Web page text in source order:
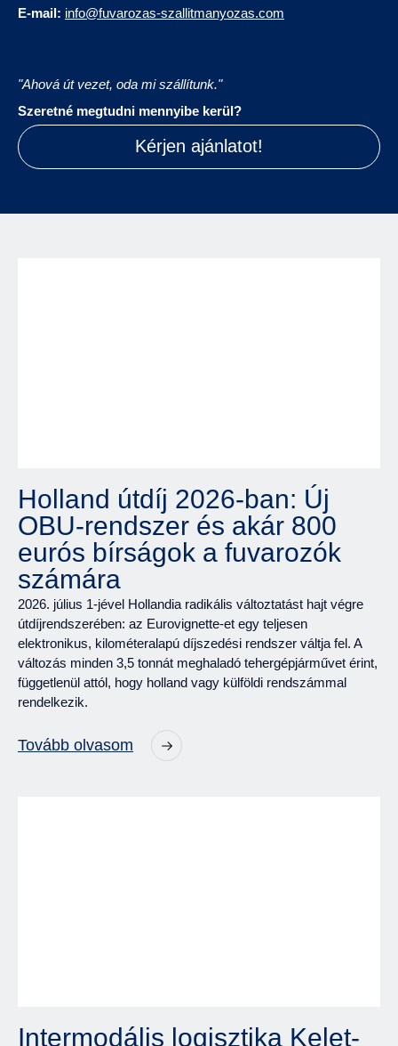
E-mail: info@fuvarozas-szallitmanyozas.com
"Ahová út vezet, oda mi szállítunk."
Szeretné megtudni mennyibe kerül?
Kérjen ajánlatot!
Holland útdíj 2026-ban: Új
OBU-rendszer és akár 800
eurós bírságok a fuvarozók
számára
2026. július 1-jével Hollandia radikális változtatást hajt végre
útdíjrendszerében: az Eurovignette-et egy teljesen
elektronikus, kilométeralapú díjszedési rendszer váltja fel. A
változás minden 3,5 tonnát meghaladó tehergépjárművet érint,
függetlenül attól, hogy holland vagy külföldi rendszámmal
rendelkezik.
Tovább olvasom
Intermodális logisztika Kelet-